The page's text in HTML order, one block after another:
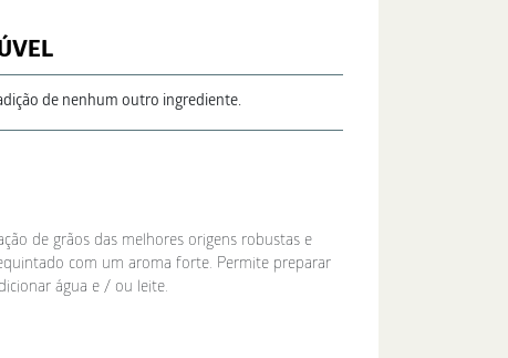
de nenhum outro ingrediente.
de grãos das melhores origens robustas e
com um aroma forte. Permite preparar
água e / ou leite.